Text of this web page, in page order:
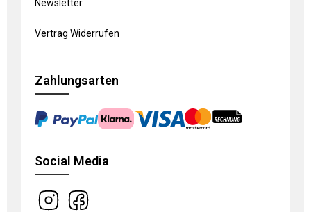
Newsletter
Vertrag Widerrufen
Zahlungsarten
Social Media